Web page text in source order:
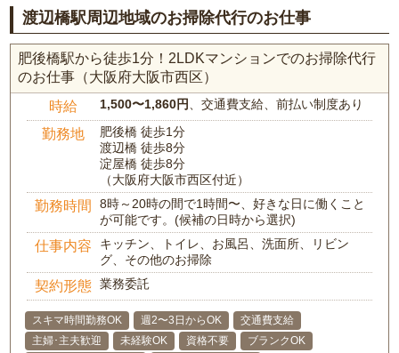
渡辺橋駅周辺地域のお掃除代行のお仕事
肥後橋駅から徒歩1分！2LDKマンションでのお掃除代行
のお仕事（大阪府大阪市西区）
時給 1,500〜1,860円、交通費支給、前払い制度あり
勤務地
肥後橋 徒歩1分
渡辺橋 徒歩8分
淀屋橋 徒歩8分
（大阪府大阪市西区付近）
勤務時間
8時～20時の間で1時間〜、好きな日に働くこと
が可能です。(候補の日時から選択)
仕事内容
キッチン、トイレ、お風呂、洗面所、リビン
グ、その他のお掃除
契約形態 業務委託
スキマ時間勤務OK 週2〜3日からOK
交通費支給
主婦･主夫歓迎
未経験OK 資格不要 ブランクOK